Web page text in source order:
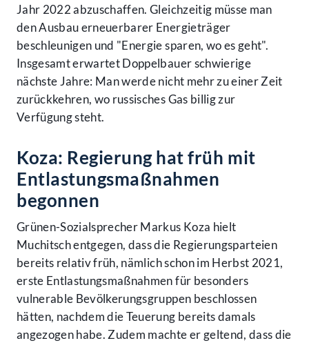
Jahr 2022 abzuschaffen. Gleichzeitig müsse man
den Ausbau erneuerbarer Energieträger
beschleunigen und "Energie sparen, wo es geht".
Insgesamt erwartet Doppelbauer schwierige
nächste Jahre: Man werde nicht mehr zu einer Zeit
zurückkehren, wo russisches Gas billig zur
Verfügung steht.
Koza: Regierung hat früh mit
Entlastungsmaßnahmen
begonnen
Grünen-Sozialsprecher Markus Koza hielt
Muchitsch entgegen, dass die Regierungsparteien
bereits relativ früh, nämlich schon im Herbst 2021,
erste Entlastungsmaßnahmen für besonders
vulnerable Bevölkerungsgruppen beschlossen
hätten, nachdem die Teuerung bereits damals
angezogen habe. Zudem machte er geltend, dass die